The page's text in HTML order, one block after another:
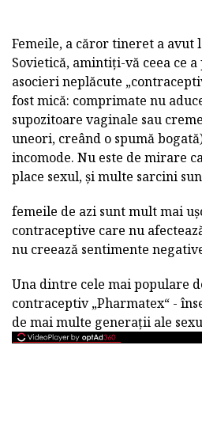
Femeile, a căror tineret a avut
Sovietică, amintiți-vă ceea ce
asocieri neplăcute
fost mică: comprimate nu
supozitoare vaginale sau
uneori, creând o spumă
incomode. Nu este de mirare
place sexul, și multe sarcini
femeile de azi sunt mult mai
contraceptive care nu
nu creează sentimente
Una dintre cele mai populare
contraceptiv „Pharmatex“ -
de mai multe generații ale